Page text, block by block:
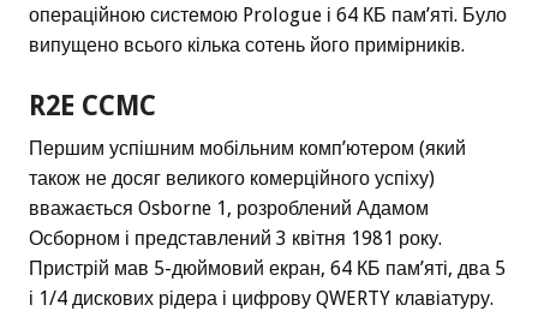
операційною системою Prologue і 64 КБ пам’яті. Було
випущено всього кілька сотень його примірників.
R2E CCMC
Першим успішним мобільним комп’ютером (який
також не досяг великого комерційного успіху)
вважається Osborne 1, розроблений Адамом
Осборном і представлений 3 квітня 1981 року.
Пристрій мав 5-дюймовий екран, 64 КБ пам’яті, два 5
і 1/4 дискових рідера і цифрову QWERTY клавіатуру.